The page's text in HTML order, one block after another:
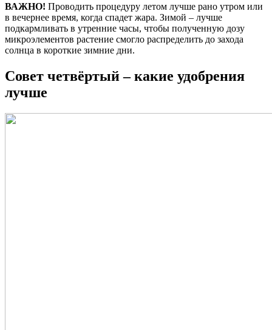
ВАЖНО! Проводить процедуру летом лучше рано утром или
в вечернее время, когда спадет жара. Зимой – лучше
подкармливать в утренние часы, чтобы полученную дозу
микроэлементов растение смогло распределить до захода
солнца в короткие зимние дни.
Совет четвёртый – какие удобрения
лучше